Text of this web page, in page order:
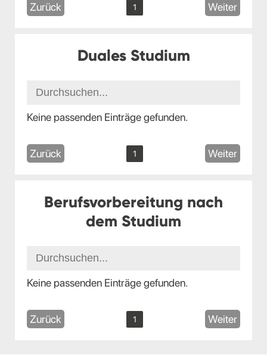
Zurück 1 Weiter
Duales Studium
Keine passenden Einträge gefunden.
Zurück 1 Weiter
Berufsvorbereitung nach
dem Studium
Keine passenden Einträge gefunden.
Zurück 1 Weiter